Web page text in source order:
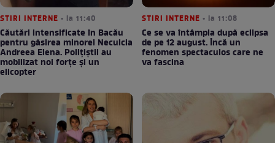
STIRI INTERNE • la 11:40
Căutări intensificate în Bacău
pentru găsirea minorei Neculcia
Andreea Elena. Polițiștii au
mobilizat noi forțe și un
elicopter
STIRI INTERNE • la 11:08
Ce se va întâmpla după eclipsa
de pe 12 august. Încă un
fenomen spectaculos care ne
va fascina